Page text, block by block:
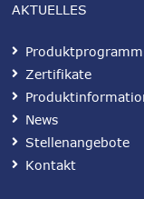
AKTUELLES
Produktprogramm
Zertifikate
News
Stellenangebote
Kontakt